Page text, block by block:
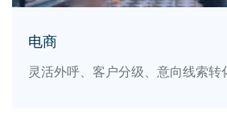
电商
灵活外呼、客户分级、意向线索转